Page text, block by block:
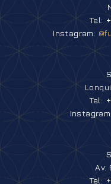
Tel:
Instagram:
Tel:
Instagram:
Av.
Tel: